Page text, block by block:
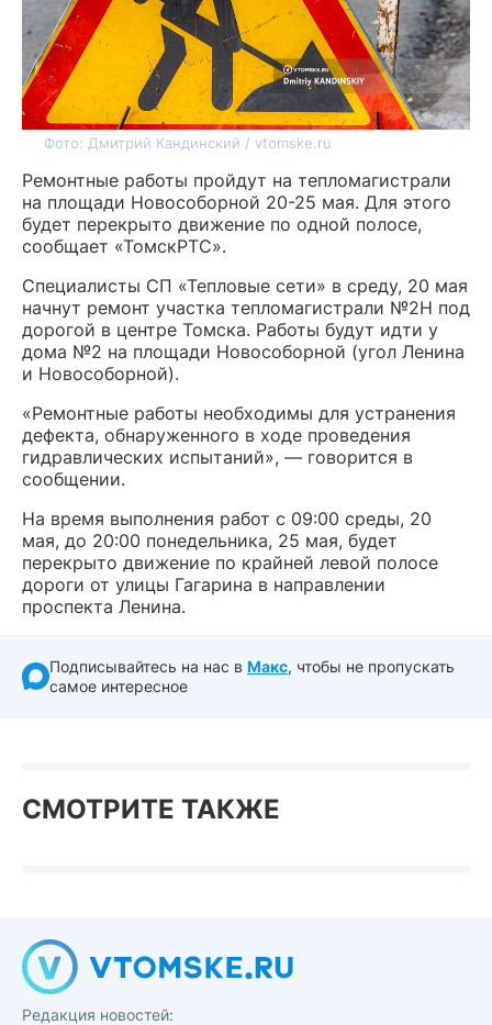
Фото: Дмитрий Кандинский / vtomske.ru
Ремонтные работы пройдут на тепломагистрали
на площади Новособорной 20-25 мая. Для этого
будет перекрыто движение по одной полосе,
сообщает «ТомскРТС».
Специалисты СП «Тепловые сети» в среду, 20 мая
начнут ремонт участка тепломагистрали №2Н под
дорогой в центре Томска. Работы будут идти у
дома №2 на площади Новособорной (угол Ленина
и Новособорной).
«Ремонтные работы необходимы для устранения
дефекта, обнаруженного в ходе проведения
гидравлических испытаний», — говорится в
сообщении.
На время выполнения работ с 09:00 среды, 20
мая, до 20:00 понедельника, 25 мая, будет
перекрыто движение по крайней левой полосе
дороги от улицы Гагарина в направлении
проспекта Ленина.
Подписывайтесь на нас в Макс, чтобы не пропускать
самое интересное
СМОТРИТЕ ТАКЖЕ
Редакция новостей: